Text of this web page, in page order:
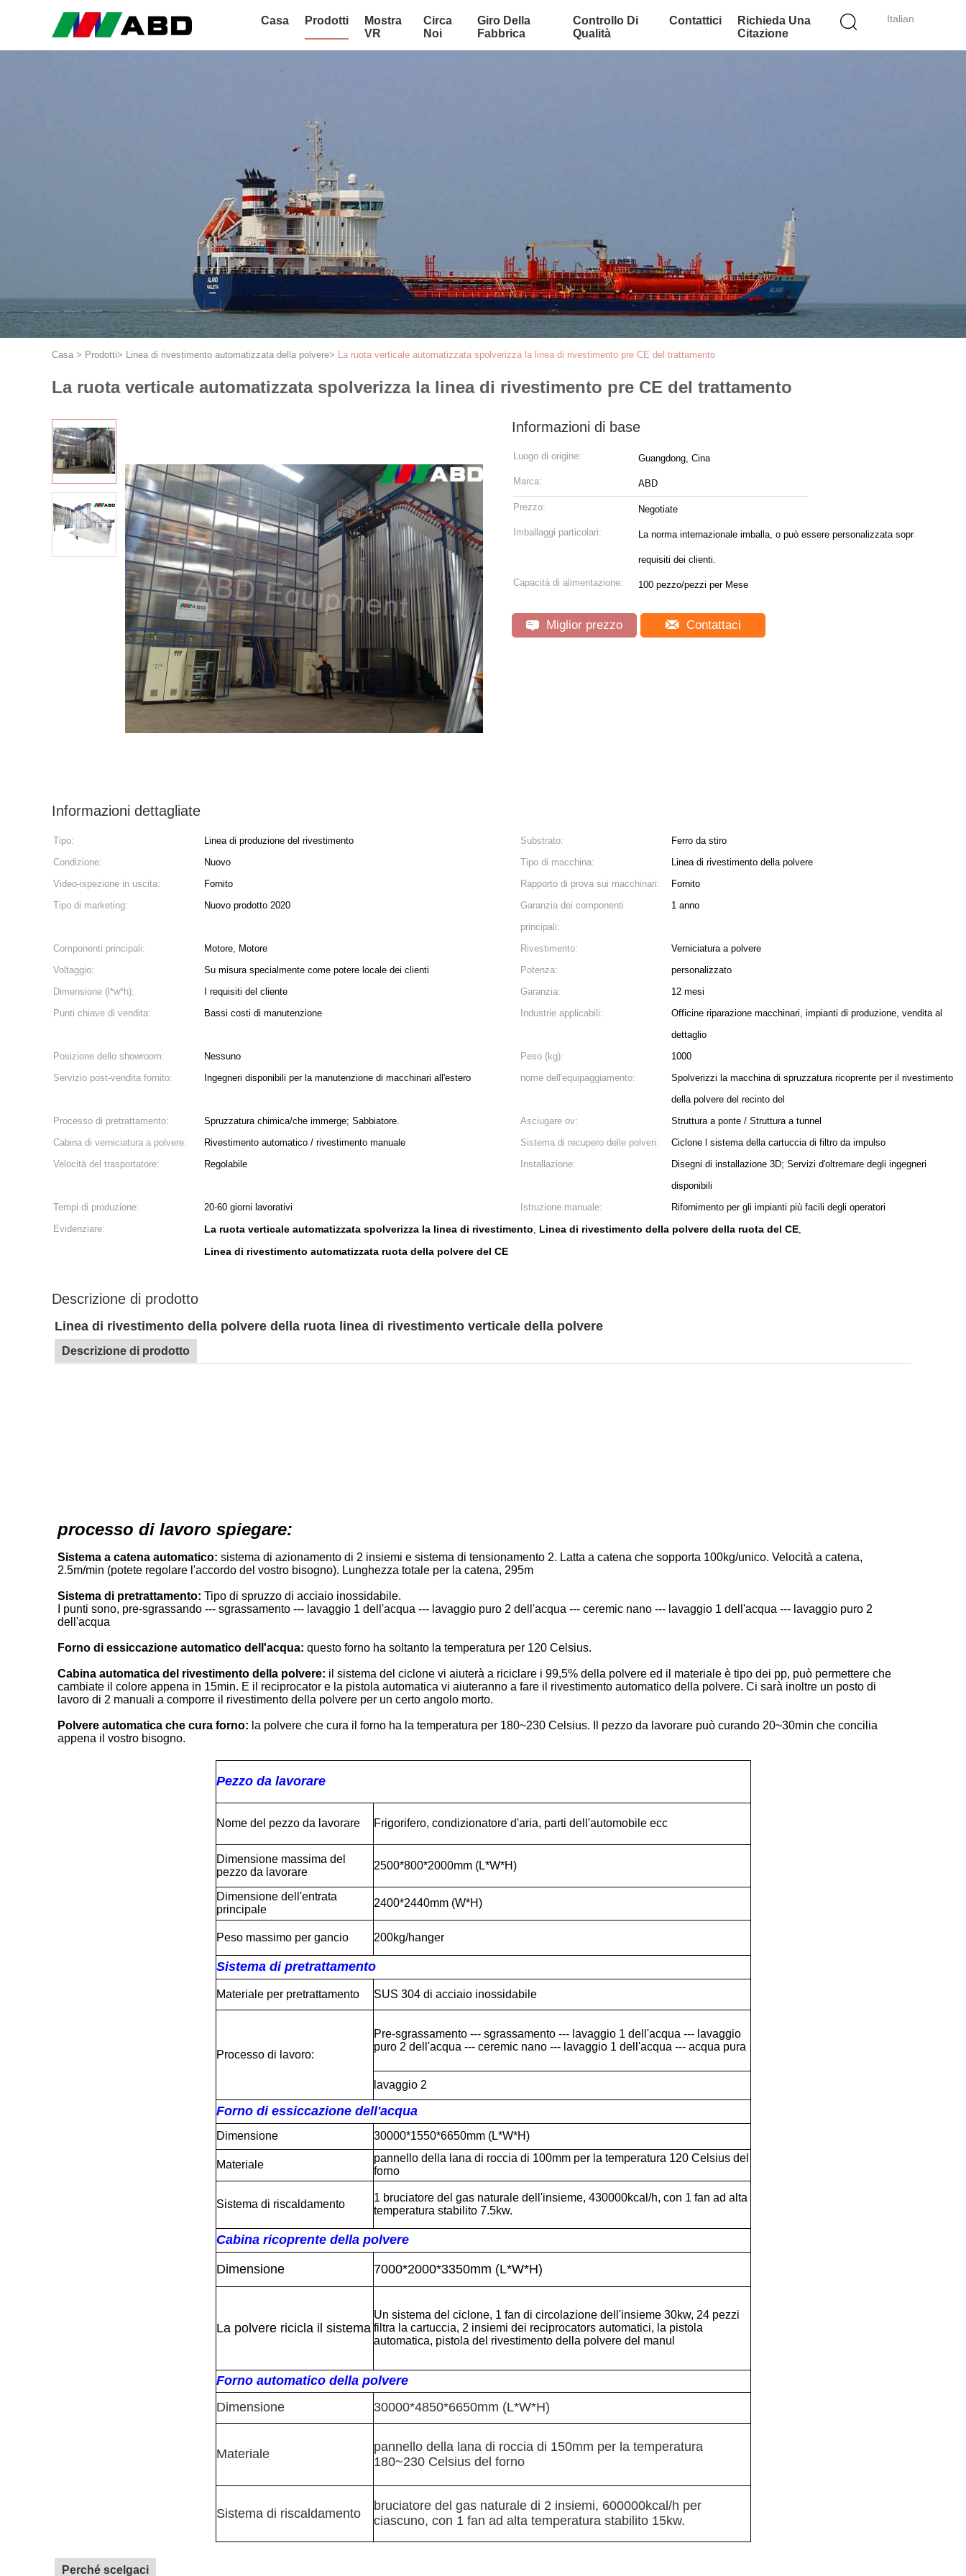
Italian
Casa Prodotti
Mostra
VR
Circa
Noi
Giro Della
Fabbrica
Controllo Di
Qualità
Contattici
Richieda Una
Citazione
Casa > Prodotti> Linea di rivestimento automatizzata della polvere> La ruota verticale automatizzata spolverizza la linea di rivestimento pre CE del trattamento
La ruota verticale automatizzata spolverizza la linea di rivestimento pre CE del trattamento
Informazioni di base
Luogo di origine: Guangdong, Cina
Marca: ABD
Prezzo: Negotiate
Imballaggi particolari: La norma internazionale imballa, o può essere personalizzata sopra i
requisiti dei clienti.
Capacità di alimentazione: 100 pezzo/pezzi per Mese
Miglior prezzo Contattaci
Informazioni dettagliate
Tipo: Linea di produzione del rivestimento Substrato:
Ferro da stiro
Condizione:
Nuovo Tipo di macchina:
Linea di rivestimento della polvere
Video-ispezione in uscita:
Fornito Rapporto di prova sui macchinari:
Fornito
Tipo di marketing:
Nuovo prodotto 2020
Garanzia dei componenti
principali:
1 anno
Componenti principali: Motore, Motore Rivestimento:
Verniciatura a polvere
Voltaggio:
Su misura specialmente come potere locale dei clienti Potenza:
personalizzato
Dimensione (l*w*h):
I requisiti del cliente Garanzia:
12 mesi
Punti chiave di vendita:
Bassi costi di manutenzione Industrie applicabili:
Officine riparazione macchinari, impianti di produzione, vendita al
dettaglio
Posizione dello showroom:
Nessuno Peso (kg):
1000
Servizio post-vendita fornito:
Ingegneri disponibili per la manutenzione di macchinari all'estero nome dell'equipaggiamento:
Spolverizzi la macchina di spruzzatura ricoprente per il rivestimento
della polvere del recinto del
Processo di pretrattamento:
Spruzzatura chimica/che immerge; Sabbiatore. Asciugare ov:
Struttura a ponte / Struttura a tunnel
Cabina di verniciatura a polvere:
Rivestimento automatico / rivestimento manuale Sistema di recupero delle polveri:
Ciclone l sistema della cartuccia di filtro da impulso
Velocità del trasportatore:
Regolabile Installazione:
Disegni di installazione 3D; Servizi d'oltremare degli ingegneri
disponibili
Tempi di produzione:
20-60 giorni lavorativi Istruzione manuale:
Rifornimento per gli impianti più facili degli operatori
Evidenziare:
La ruota verticale automatizzata spolverizza la linea di rivestimento, Linea di rivestimento della polvere della ruota del CE,
Linea di rivestimento automatizzata ruota della polvere del CE
Descrizione di prodotto
Linea di rivestimento della polvere della ruota linea di rivestimento verticale della polvere
Descrizione di prodotto
processo di lavoro spiegare:
Sistema a catena automatico: sistema di azionamento di 2 insiemi e sistema di tensionamento 2. Latta a catena che sopporta 100kg/unico. Velocità a catena,
2.5m/min (potete regolare l'accordo del vostro bisogno). Lunghezza totale per la catena, 295m
Sistema di pretrattamento: Tipo di spruzzo di acciaio inossidabile.
I punti sono, pre-sgrassando --- sgrassamento --- lavaggio 1 dell'acqua --- lavaggio puro 2 dell'acqua --- ceremic nano --- lavaggio 1 dell'acqua --- lavaggio puro 2
dell'acqua
Forno di essiccazione automatico dell'acqua: questo forno ha soltanto la temperatura per 120 Celsius.
Cabina automatica del rivestimento della polvere: il sistema del ciclone vi aiuterà a riciclare i 99,5% della polvere ed il materiale è tipo dei pp, può permettere che
cambiate il colore appena in 15min. E il reciprocator e la pistola automatica vi aiuteranno a fare il rivestimento automatico della polvere. Ci sarà inoltre un posto di
lavoro di 2 manuali a comporre il rivestimento della polvere per un certo angolo morto.
Polvere automatica che cura forno: la polvere che cura il forno ha la temperatura per 180~230 Celsius. Il pezzo da lavorare può curando 20~30min che concilia
appena il vostro bisogno.
Pezzo da lavorare
Nome del pezzo da lavorare Frigorifero, condizionatore d'aria, parti dell'automobile ecc
Dimensione massima del
pezzo da lavorare
2500*800*2000mm (L*W*H)
Dimensione dell'entrata
principale
2400*2440mm (W*H)
Peso massimo per gancio 200kg/hanger
Sistema di pretrattamento
Materiale per pretrattamento SUS 304 di acciaio inossidabile
Processo di lavoro:
Pre-sgrassamento --- sgrassamento --- lavaggio 1 dell'acqua --- lavaggio
puro 2 dell'acqua --- ceremic nano --- lavaggio 1 dell'acqua --- acqua pura
lavaggio 2
Forno di essiccazione dell'acqua
Dimensione 30000*1550*6650mm (L*W*H)
Materiale
pannello della lana di roccia di 100mm per la temperatura 120 Celsius del
forno
Sistema di riscaldamento
1 bruciatore del gas naturale dell'insieme, 430000kcal/h, con 1 fan ad alta
temperatura stabilito 7.5kw.
Cabina ricoprente della polvere
Dimensione 7000*2000*3350mm (L*W*H)
La polvere ricicla il sistema
Un sistema del ciclone, 1 fan di circolazione dell'insieme 30kw, 24 pezzi
filtra la cartuccia, 2 insiemi dei reciprocators automatici, la pistola
automatica, pistola del rivestimento della polvere del manul
Forno automatico della polvere
Dimensione
30000*4850*6650mm (L*W*H)
Materiale
pannello della lana di roccia di 150mm per la temperatura
180~230 Celsius del forno
Sistema di riscaldamento
bruciatore del gas naturale di 2 insiemi, 600000kcal/h per
ciascuno, con 1 fan ad alta temperatura stabilito 15kw.
Perché scelgaci